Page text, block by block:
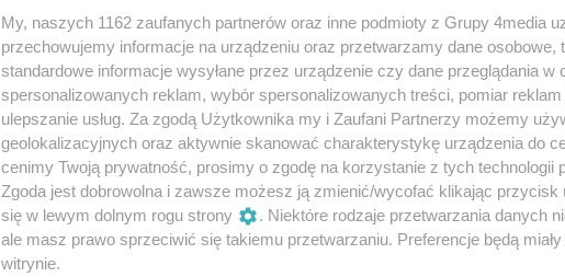
My, naszych 1162 zaufanych partnerów oraz inne podmioty z Grupy 4media
przechowujemy informacje na urządzeniu oraz przetwarzamy dane osobowe,
standardowe informacje wysyłane przez urządzenie czy dane przeglądania w
spersonalizowanych reklam, wybór spersonalizowanych treści, pomiar
ulepszanie usług. Za zgodą Użytkownika my i Zaufani Partnerzy możemy
geolokalizacyjnych oraz aktywnie skanować charakterystykę urządzenia do
cenimy Twoją prywatność, prosimy o zgodę na korzystanie z tych technologii
Zgoda jest dobrowolna i zawsze możesz ją zmienić/wycofać klikając
się w lewym dolnym rogu strony
. Niektóre rodzaje przetwarzania danych
ale masz prawo sprzeciwić się takiemu przetwarzaniu. Preferencje będą
witrynie.